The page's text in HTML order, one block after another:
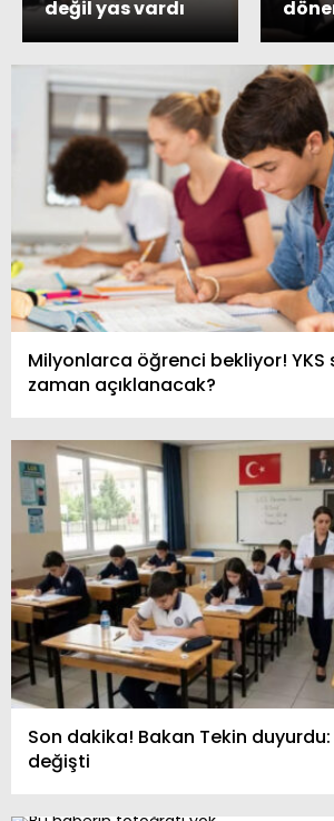
değil yas vardı
Milyonlarca öğrenci bekliyor! YKS
zaman açıklanacak?
Son dakika! Bakan Tekin duyurdu:
değişti